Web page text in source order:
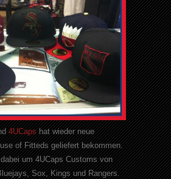
4UCapshat wieder neue
of Fitteds geliefert bekommen.
um 4UCaps Customs von
Sox, Kings und Rangers.